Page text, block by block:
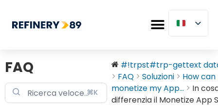
FAQ
⌘K
#!trpst#trp-gettext
FAQ
Soluzioni
How can
monetize my App...
In
differenzia il Monetize App